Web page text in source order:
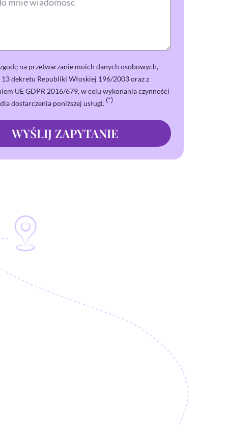
na przetwarzanie moich danych osobowych,
13 dekretu Republiki Włoskiej 196/2003 oraz z
UE GDPR 2016/679, w celu wykonania czynności
dostarczenia poniższej usługi. (*)
WYŚLIJ ZAPYTANIE